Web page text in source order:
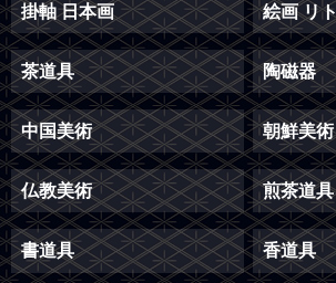
掛軸 日本画 絵画 リ
茶道具 陶磁器
中国美術 朝鮮美術
仏教美術 煎茶道具
書道具 香道具